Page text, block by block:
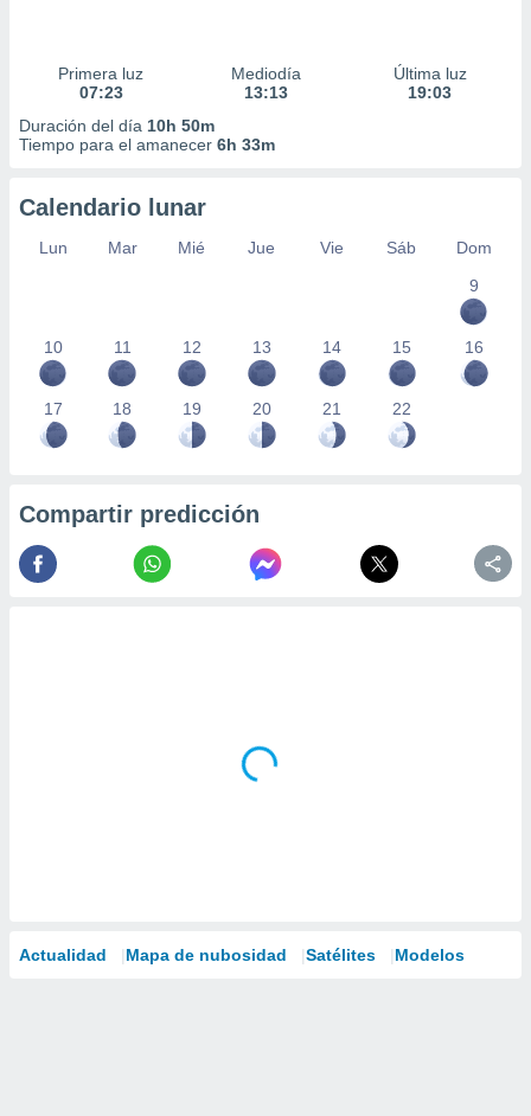
Primera luz
07:23
Mediodía
13:13
Última luz
19:03
Duración del día 10h 50m
Tiempo para el amanecer 6h 33m
Calendario lunar
Lun Mar Mié Jue Vie Sáb
Dom
9
10 11 12 13 14 15 16
17 18 19 20 21 22
Compartir predicción
Actualidad Mapa de nubosidad Satélites Modelos